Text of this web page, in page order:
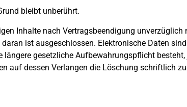
bleibt unberührt.
Inhalte nach Vertragsbeendigung unverzüglich
ist ausgeschlossen. Elektronische Daten
gesetzliche Aufbewahrungspflicht
auf dessen Verlangen die Löschung schriftlich